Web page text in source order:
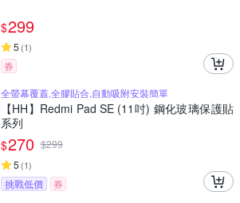
$299
5 (1)
券
全螢幕覆蓋,全膠貼合,自動吸附安裝簡單
【HH】Redmi Pad SE (11吋) 鋼化玻璃保護貼
系列
$270 $299
5 (1)
挑戰低價
券